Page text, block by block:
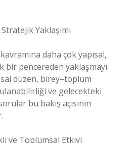
Yaklaşımı
daha çok yapısal,
bir pencereden yaklaşmayı
düzen, birey–toplum
ve gelecekteki
bu bakış açısının
ve Toplumsal Etkiyi